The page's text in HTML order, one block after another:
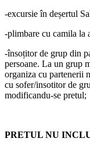
-excursie în deșertul
-plimbare cu camila la
-însoțitor de grup din
persoane. La un grup
organiza cu partenerii
cu sofer/insotitor de
modificandu-se pretul;
PRETUL NU